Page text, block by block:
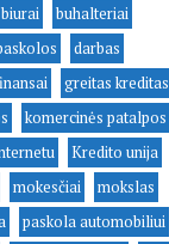
biurai
buhalteriai
darbas
greitas kreditas
komercinės patalpos
Kredito unija
mokesčiai
mokslas
paskola automobiliui